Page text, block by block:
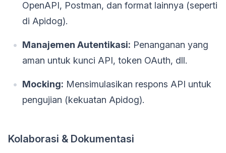
OpenAPI, Postman, dan format lainnya (seperti
di Apidog).
Manajemen Autentikasi: Penanganan yang
aman untuk kunci API, token OAuth, dll.
Mocking: Mensimulasikan respons API untuk
pengujian (kekuatan Apidog).
Kolaborasi & Dokumentasi